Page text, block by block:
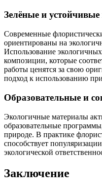
Зелёные и
Современные
ориентированы на
Использование экологичных
композиции, которые
работы ценятся за свою
подход к использованию
Образовательные и
Экологичные материалы
образовательные
природе. В практике
способствует
экологической
Заключение